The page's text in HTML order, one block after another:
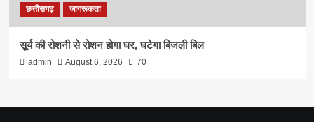
छत्तीसगढ़ जागरूकता
सूर्य की रोशनी से रोशन होगा घर, घटेगा बिजली बिल
admin August 6, 2026 70